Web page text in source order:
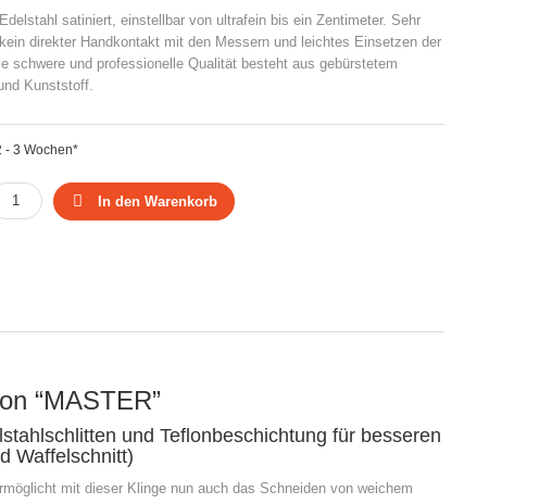
satiniert, einstellbar von ultrafein bis ein Zentimeter. Sehr
direkter Handkontakt mit den Messern und leichtes Einsetzen der
schwere und professionelle Qualität besteht aus gebürstetem
Kunststoff.
- 3 Wochen*
In den Warenkorb
“MASTER”
und Teflonbeschichtung für besseren
Waffelschnitt)
mit dieser Klinge nun auch das Schneiden von weichem